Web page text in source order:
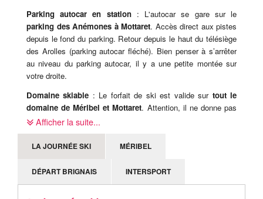
Parking autocar en station: L'autocar se gare sur le
parking des Anémones à Mottaret. Accès direct aux pistes
depuis le fond du parking. Retour depuis le haut du télésiège
des Arolles (parking autocar fléché). Bien penser à s’arrêter
au niveau du parking autocar, il y a une petite montée sur
votre droite.
Domaine skiable : Le forfait de ski est valide sur tout le
domaine de Méribel et Mottaret. Attention, il ne donne pas
accès aux 3 Vallées (liaison avec Les Ménuires, Courchevel
et Val Thorens).
Heure de retour: Rendez-vous à16h15
Afficher la suite...
LA JOURNÉE SKI MÉRIBEL
DÉPART BRIGNAIS INTERSPORT